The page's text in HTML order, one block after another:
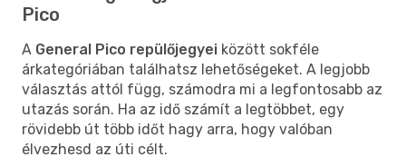
Pico
A General Pico repülőjegyei között sokféle
árkategóriában találhatsz lehetőségeket. A legjobb
választás attól függ, számodra mi a legfontosabb az
utazás során. Ha az idő számít a legtöbbet, egy
rövidebb út több időt hagy arra, hogy valóban
élvezhesd az úti célt.